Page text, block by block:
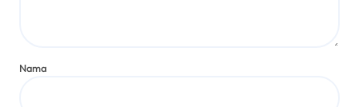
Nama